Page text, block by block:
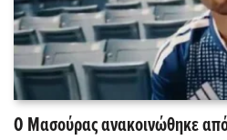
O Μασούρας ανακοινώθηκε